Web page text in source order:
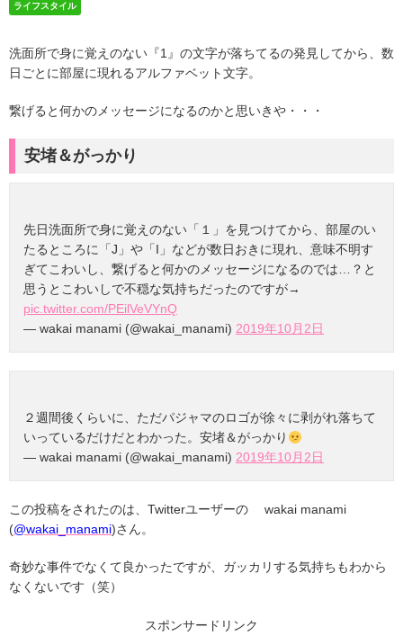
ライフスタイル
洗面所で身に覚えのない『1』の文字が落ちてるの発見してから、数
日ごとに部屋に現れるアルファベット文字。
繋げると何かのメッセージになるのかと思いきや・・・
安堵＆がっかり
先日洗面所で身に覚えのない「１」を見つけてから、部屋のい
たるところに「J」や「I」などが数日おきに現れ、意味不明す
ぎてこわいし、繋げると何かのメッセージになるのでは…？と
思うとこわいしで不穏な気持ちだったのですが→
pic.twitter.com/PEilVeVYnQ
— wakai manami (@wakai_manami) 2019年10月2日
２週間後くらいに、ただパジャマのロゴが徐々に剥がれ落ちて
いっているだけだとわかった。安堵＆がっかり
— wakai manami (@wakai_manami) 2019年10月2日
この投稿をされたのは、Twitterユーザーの wakai manami
(@wakai_manami)さん。
奇妙な事件でなくて良かったですが、ガッカリする気持ちもわから
なくないです（笑）
スポンサードリンク